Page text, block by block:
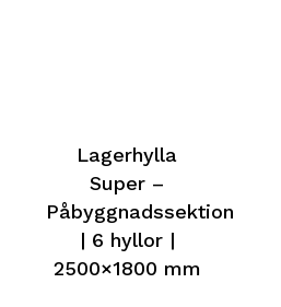
Lagerhylla
Super –
Påbyggnadssektion
| 6 hyllor |
2500×1800 mm